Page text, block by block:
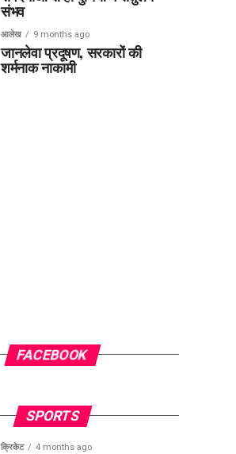
संभव
आलेख 9 months ago
जानलेवा प्रदूषण, सरकारों की
शर्मनाक नाकामी
FACEBOOK
SPORTS
क्रिकेट 4 months ago